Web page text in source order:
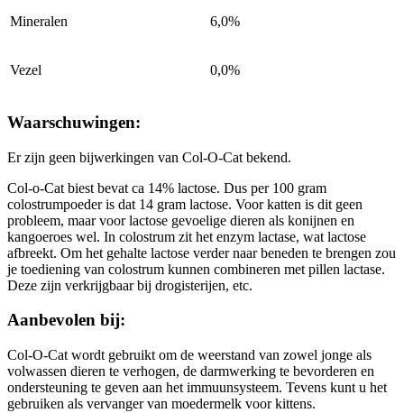
Mineralen 6,0%
Vezel 0,0%
Waarschuwingen:
Er zijn geen bijwerkingen van Col-O-Cat bekend.
Col-o-Cat biest bevat ca 14% lactose. Dus per 100 gram
colostrumpoeder is dat 14 gram lactose. Voor katten is dit geen
probleem, maar voor lactose gevoelige dieren als konijnen en
kangoeroes wel. In colostrum zit het enzym lactase, wat lactose
afbreekt. Om het gehalte lactose verder naar beneden te brengen zou
je toediening van colostrum kunnen combineren met pillen lactase.
Deze zijn verkrijgbaar bij drogisterijen, etc.
Aanbevolen bij:
Col-O-Cat wordt gebruikt om de weerstand van zowel jonge als
volwassen dieren te verhogen, de darmwerking te bevorderen en
ondersteuning te geven aan het immuunsysteem. Tevens kunt u het
gebruiken als vervanger van moedermelk voor kittens.